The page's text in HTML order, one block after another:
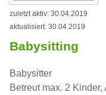
zuletzt aktiv: 30.04.2019
aktualisiert: 30.04.2019
Babysitting
Babysitter
Betreut max. 2